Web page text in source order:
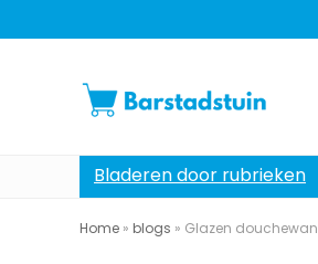
Bladeren door rubrieken
Home » blogs » Glazen